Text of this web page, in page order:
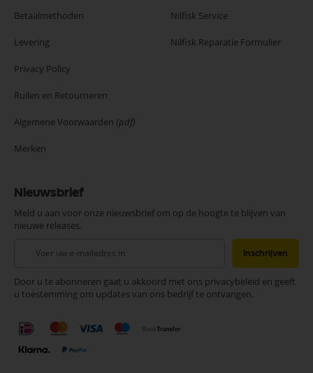
Betaalmethoden
Levering
Privacy Policy
Ruilen en Retourneren
Algemene Voorwaarden (pdf)
Merken
Nilfisk Service
Nilfisk Reparatie Formulier
Nieuwsbrief
Meld u aan voor onze nieuwsbrief om op de hoogte te blijven van
nieuwe releases.
onze
nieuwsbrief
Inschrijven
Door u te abonneren gaat u akkoord met ons privacybeleid en geeft
u toestemming om updates van ons bedrijf te ontvangen.